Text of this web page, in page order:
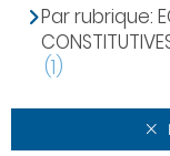
Par rubrique:
(1)